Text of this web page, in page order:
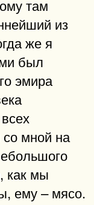
там
из
же я
был
эмира
мной на
как мы
ему – мясо.